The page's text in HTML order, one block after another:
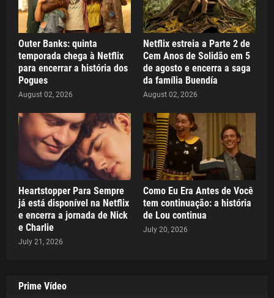
Outer Banks: quinta
temporada chega à Netflix
para encerrar a história dos
Pogues
August 02, 2026
Netflix estreia a Parte 2 de
Cem Anos de Solidão em 5
de agosto e encerra a saga
da família Buendía
August 02, 2026
Heartstopper Para Sempre
já está disponível na Netflix
e encerra a jornada de Nick
e Charlie
July 21, 2026
Como Eu Era Antes de Você
tem continuação: a história
de Lou continua
July 20, 2026
Prime Vídeo